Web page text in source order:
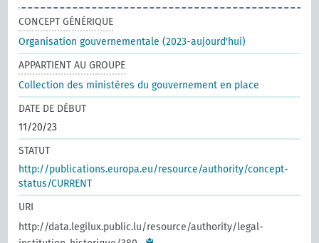
CONCEPT GÉNÉRIQUE
Organisation gouvernementale (2023-aujourd'hui)
APPARTIENT AU GROUPE
Collection des ministères du gouvernement en place
DATE DE DÉBUT
11/20/23
STATUT
http://publications.europa.eu/resource/authority/concept-
status/CURRENT
URI
http://data.legilux.public.lu/resource/authority/legal-